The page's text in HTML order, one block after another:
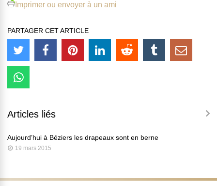
Imprimer ou envoyer à un ami
PARTAGER CET ARTICLE
Articles liés
Aujourd’hui à Béziers les drapeaux sont en berne
19 mars 2015